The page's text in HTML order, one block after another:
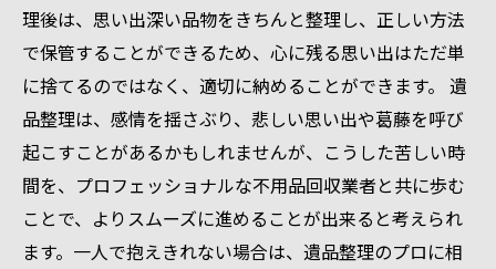
理後は、思い出深い品物をきちんと整理し、正しい方法
で保管することができるため、心に残る思い出はただ単
に捨てるのではなく、適切に納めることができます。 遺
品整理は、感情を揺さぶり、悲しい思い出や葛藤を呼び
起こすことがあるかもしれませんが、こうした苦しい時
間を、プロフェッショナルな不用品回収業者と共に歩む
ことで、よりスムーズに進めることが出来ると考えられ
ます。一人で抱えきれない場合は、遺品整理のプロに相